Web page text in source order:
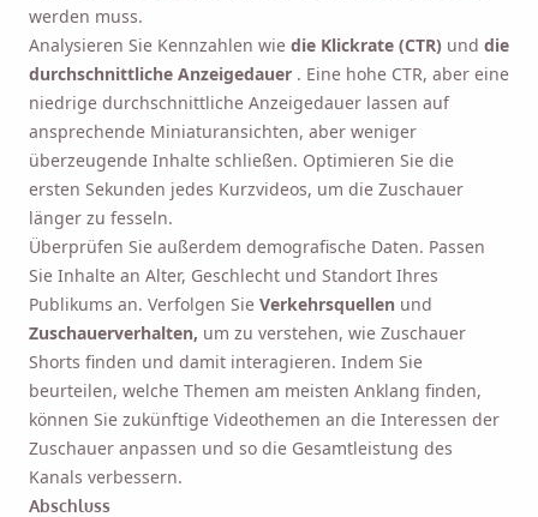
werden muss.
Analysieren Sie Kennzahlen wie die Klickrate (CTR) und die
durchschnittliche Anzeigedauer . Eine hohe CTR, aber eine
niedrige durchschnittliche Anzeigedauer lassen auf
ansprechende Miniaturansichten, aber weniger
überzeugende Inhalte schließen. Optimieren Sie die
ersten Sekunden jedes Kurzvideos, um die Zuschauer
länger zu fesseln.
Überprüfen Sie außerdem demografische Daten. Passen
Sie Inhalte an Alter, Geschlecht und Standort Ihres
Publikums an. Verfolgen Sie Verkehrsquellen und
Zuschauerverhalten, um zu verstehen, wie Zuschauer
Shorts finden und damit interagieren. Indem Sie
beurteilen, welche Themen am meisten Anklang finden,
können Sie zukünftige Videothemen an die Interessen der
Zuschauer anpassen und so die Gesamtleistung des
Kanals verbessern.
Abschluss